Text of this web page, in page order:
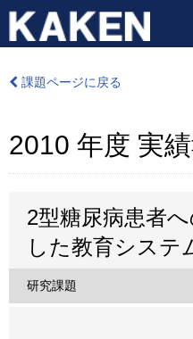
課題ページに戻る
2010 年度 実
2型糖尿病患者
した教育システ
研究課題